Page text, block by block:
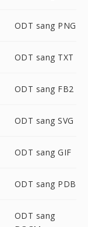
ODT sang PNG
ODT sang TXT
ODT sang FB2
ODT sang SVG
ODT sang GIF
ODT sang PDB
ODT sang